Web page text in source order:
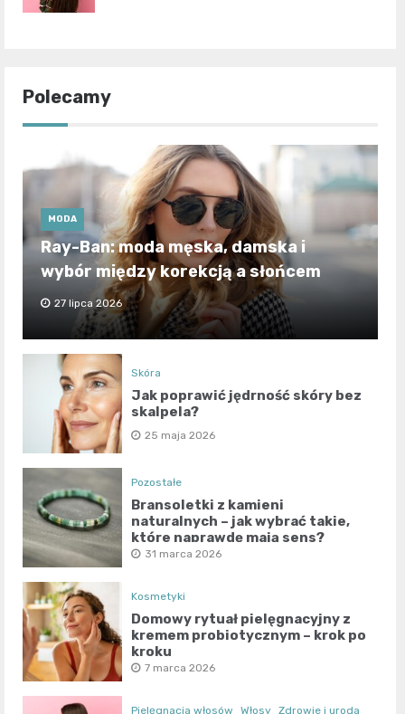
Polecamy
MODA
Ray-Ban: moda męska, damska i
wybór między korekcją a słońcem
27 lipca 2026
Skóra
Jak poprawić jędrność skóry bez
skalpela?
25 maja 2026
Pozostałe
Bransoletki z kamieni
naturalnych – jak wybrać takie,
które naprawdę mają sens?
31 marca 2026
Kosmetyki
Domowy rytuał pielęgnacyjny z
kremem probiotycznym – krok po
kroku
7 marca 2026
Pielęgnacja włosów Włosy Zdrowie i uroda